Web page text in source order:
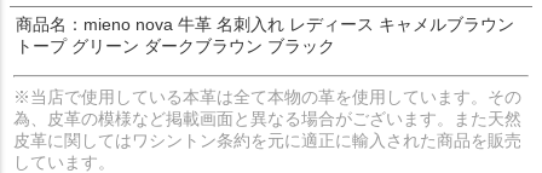
商品名：mieno nova 牛革 名刺入れ レディース キャメルブラウン
トープ グリーン ダークブラウン ブラック
※当店で使用している本革は全て本物の革を使用しています。その
為、皮革の模様など掲載画面と異なる場合がございます。また天然
皮革に関してはワシントン条約を元に適正に輸入された商品を販売
しています。